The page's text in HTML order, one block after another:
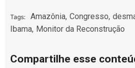
Tags: Amazônia, Congresso,
Ibama, Monitor da Reconstrução
Compartilhe esse